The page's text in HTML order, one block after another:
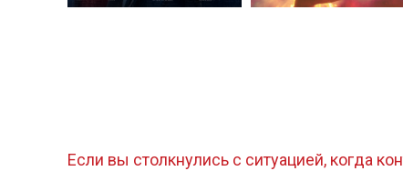
Если вы столкнулись с ситуацией, когда